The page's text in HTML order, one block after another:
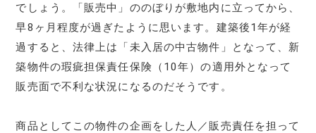
でしょう。「販売中」ののぼりが敷地内に立ってから、
早8ヶ月程度が過ぎたように思います。建築後1年が経
過すると、法律上は「未入居の中古物件」となって、新
築物件の瑕疵担保責任保険（10年）の適用外となって
販売面で不利な状況になるのだそうです。
商品としてこの物件の企画をした人／販売責任を担って